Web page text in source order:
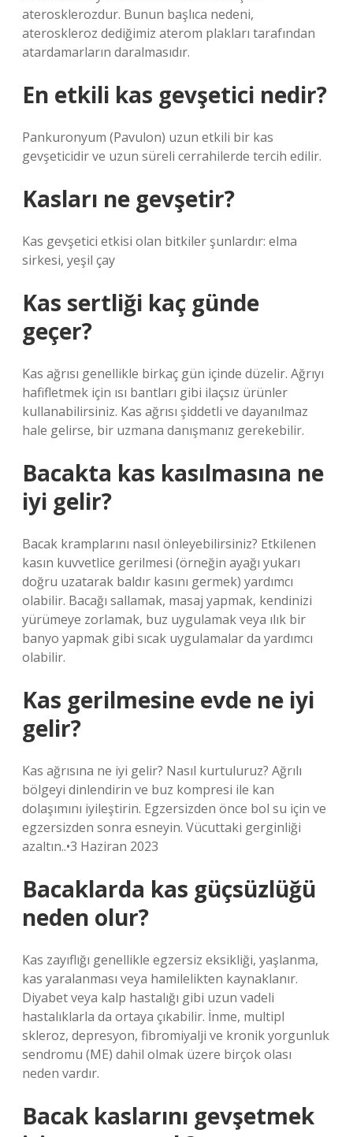
aterosklerozdur. Bunun başlıca nedeni,
ateroskleroz dediğimiz aterom plakları tarafından
atardamarların daralmasıdır.
En etkili kas gevşetici nedir?
Pankuronyum (Pavulon) uzun etkili bir kas
gevşeticidir ve uzun süreli cerrahilerde tercih edilir.
Kasları ne gevşetir?
Kas gevşetici etkisi olan bitkiler şunlardır: elma
sirkesi, yeşil çay
Kas sertliği kaç günde
geçer?
Kas ağrısı genellikle birkaç gün içinde düzelir. Ağrıyı
hafifletmek için ısı bantları gibi ilaçsız ürünler
kullanabilirsiniz. Kas ağrısı şiddetli ve dayanılmaz
hale gelirse, bir uzmana danışmanız gerekebilir.
Bacakta kas kasılmasına ne
iyi gelir?
Bacak kramplarını nasıl önleyebilirsiniz? Etkilenen
kasın kuvvetlice gerilmesi (örneğin ayağı yukarı
doğru uzatarak baldır kasını germek) yardımcı
olabilir. Bacağı sallamak, masaj yapmak, kendinizi
yürümeye zorlamak, buz uygulamak veya ılık bir
banyo yapmak gibi sıcak uygulamalar da yardımcı
olabilir.
Kas gerilmesine evde ne iyi
gelir?
Kas ağrısına ne iyi gelir? Nasıl kurtuluruz? Ağrılı
bölgeyi dinlendirin ve buz kompresi ile kan
dolaşımını iyileştirin. Egzersizden önce bol su için ve
egzersizden sonra esneyin. Vücuttaki gerginliği
azaltın..•3 Haziran 2023
Bacaklarda kas güçsüzlüğü
neden olur?
Kas zayıflığı genellikle egzersiz eksikliği, yaşlanma,
kas yaralanması veya hamilelikten kaynaklanır.
Diyabet veya kalp hastalığı gibi uzun vadeli
hastalıklarla da ortaya çıkabilir. İnme, multipl
skleroz, depresyon, fibromiyalji ve kronik yorgunluk
sendromu (ME) dahil olmak üzere birçok olası
neden vardır.
Bacak kaslarını gevşetmek